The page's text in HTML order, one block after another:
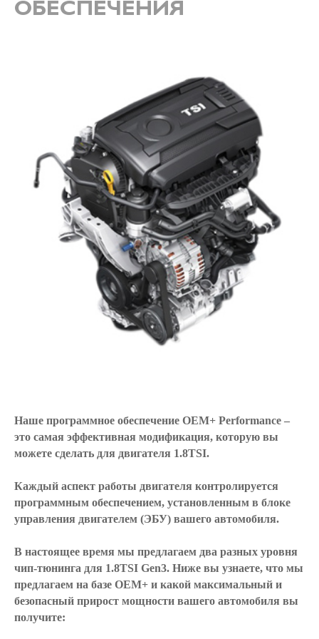
ОБЕСПЕЧЕНИЯ
Наше программное обеспечение OEM+ Performance –
это самая эффективная модификация, которую вы
можете сделать для двигателя 1.8TSI.
Каждый аспект работы двигателя контролируется
программным обеспечением, установленным в блоке
управления двигателем (ЭБУ) вашего автомобиля.
В настоящее время мы предлагаем два разных уровня
чип-тюнинга для 1.8TSI Gen3. Ниже вы узнаете, что мы
предлагаем на базе OEM+ и какой максимальный и
безопасный прирост мощности вашего автомобиля вы
получите: